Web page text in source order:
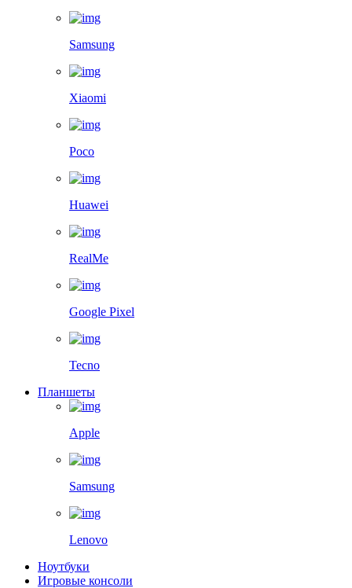
Samsung
Xiaomi
Poco
Huawei
RealMe
Google Pixel
Tecno
Планшеты
Apple
Samsung
Lenovo
Ноутбуки
Игровые консоли